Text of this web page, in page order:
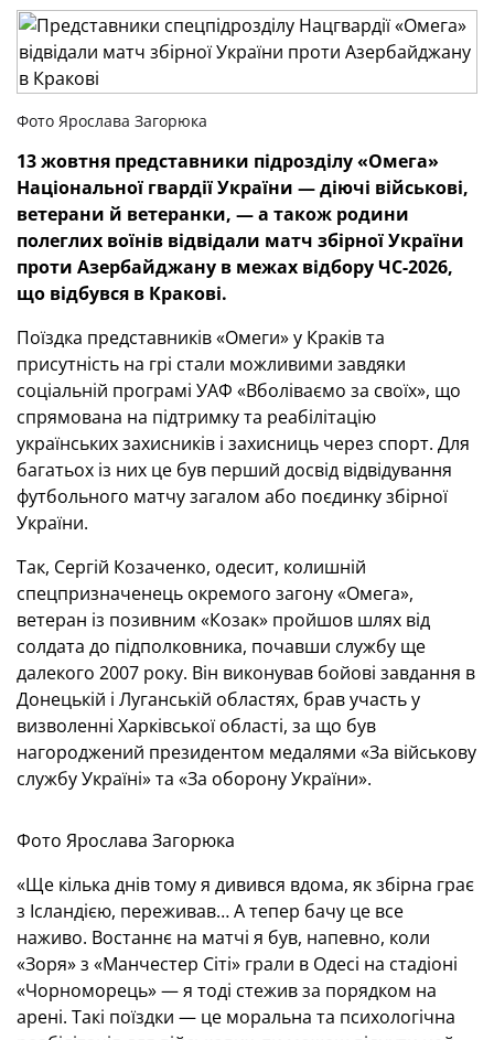
Фото Ярослава Загорюка
13 жовтня представники підрозділу «Омега»
Національної гвардії України — діючі військові,
ветерани й ветеранки, — а також родини
полеглих воїнів відвідали матч збірної України
проти Азербайджану в межах відбору ЧС-2026,
що відбувся в Кракові.
Поїздка представників «Омеги» у Краків та
присутність на грі стали можливими завдяки
соціальній програмі УАФ «Вболіваємо за своїх», що
спрямована на підтримку та реабілітацію
українських захисників і захисниць через спорт. Для
багатьох із них це був перший досвід відвідування
футбольного матчу загалом або поєдинку збірної
України.
Так, Сергій Козаченко, одесит, колишній
спецпризначенець окремого загону «Омега»,
ветеран із позивним «Козак» пройшов шлях від
солдата до підполковника, почавши службу ще
далекого 2007 року. Він виконував бойові завдання в
Донецькій і Луганській областях, брав участь у
визволенні Харківської області, за що був
нагороджений президентом медалями «За військову
службу Україні» та «За оборону України».
Фото Ярослава Загорюка
«Ще кілька днів тому я дивився вдома, як збірна грає
з Ісландією, переживав… А тепер бачу це все
наживо. Востаннє на матчі я був, напевно, коли
«Зоря» з «Манчестер Сіті» грали в Одесі на стадіоні
«Чорноморець» — я тоді стежив за порядком на
арені. Такі поїздки — це моральна та психологічна